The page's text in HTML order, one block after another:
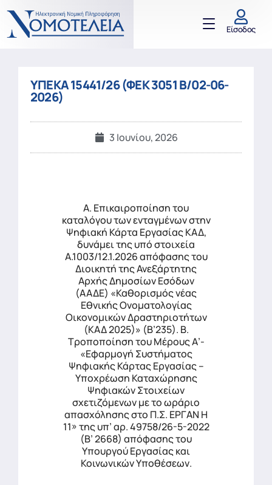
Είσοδος
ΥΠΕΚΑ 15441/26 (ΦΕΚ 3051 Β/02-06-
2026)
3 Ιουνίου, 2026
Α. Επικαιροποίηση του
καταλόγου των ενταγμένων στην
Ψηφιακή Κάρτα Εργασίας ΚΑΔ,
δυνάμει της υπό στοιχεία
A.1003/12.1.2026 απόφασης του
Διοικητή της Ανεξάρτητης
Αρχής Δημοσίων Εσόδων
(ΑΑΔΕ) «Καθορισμός νέας
Εθνικής Ονοματολογίας
Οικονομικών Δραστηριοτήτων
(ΚΑΔ 2025)» (Β’235). Β.
Τροποποίηση του Μέρους Α’-
«Εφαρμογή Συστήματος
Ψηφιακής Κάρτας Εργασίας –
Υποχρέωση Καταχώρησης
Ψηφιακών Στοιχείων
σχετιζόμενων με το ωράριο
απασχόλησης στο Π.Σ. ΕΡΓΑΝ Η
11» της υπ’ αρ. 49758/26-5-2022
(Β’ 2668) απόφασης του
Υπουργού Εργασίας και
Κοινωνικών Υποθέσεων.